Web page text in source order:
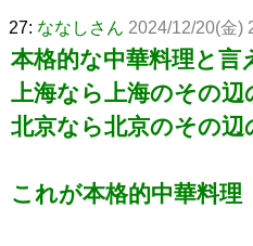
27: ななしさん 2024/12/20(金)
本格的な中華料理と言
上海なら上海のその辺
北京なら北京のその辺
これが本格的中華料理